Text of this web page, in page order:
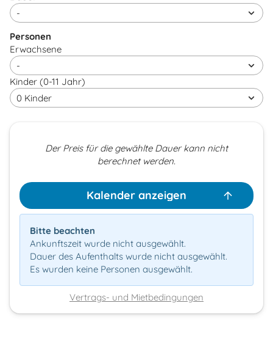
Personen
Erwachsene
Kinder (0-11 Jahr)
Der Preis für die gewählte Dauer kann nicht
berechnet werden.
Kalender anzeigen
Bitte beachten
Ankunftszeit wurde nicht ausgewählt.
Dauer des Aufenthalts wurde nicht ausgewählt.
Es wurden keine Personen ausgewählt.
Vertrags- und Mietbedingungen